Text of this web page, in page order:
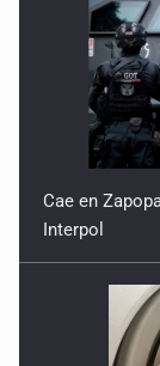
Cae en
Interpol